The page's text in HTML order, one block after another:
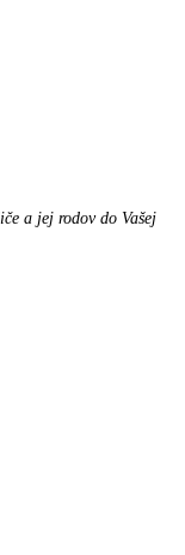
a jej rodov do Vašej